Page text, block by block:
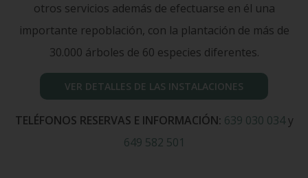
otros servicios además de efectuarse en él una
importante repoblación, con la plantación de más de
30.000 árboles de 60 especies diferentes.
VER DETALLES DE LAS INSTALACIONES
TELÉFONOS RESERVAS E INFORMACIÓN: 639 030 034y
649 582 501